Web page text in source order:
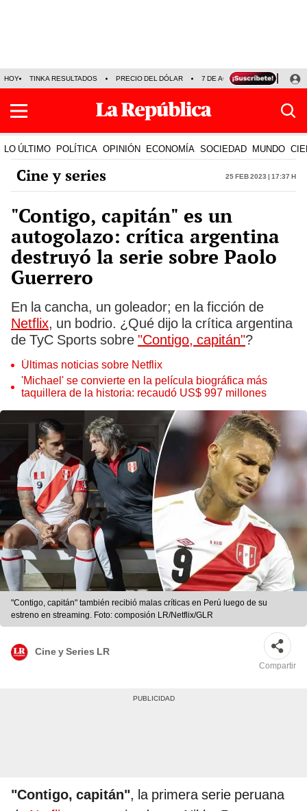
HOY TINKA RESULTADOS PRECIO DEL DÓLAR 7 DE AGOSTO OLLANTA
LO ÚLTIMO POLÍTICA OPINIÓN ECONOMÍA SOCIEDAD MUNDO
Cine y series 25 Feb 2023 | 17:37 h
"Contigo, capitán" es un
autogolazo: crítica argentina
destruyó la serie sobre Paolo
Guerrero
En la cancha, un goleador; en la ficción de
Netflix, un bodrio. ¿Qué dijo la crítica argentina
de TyC Sports sobre "Contigo, capitán"?
Últimas noticias sobre Netflix
'Michael' se convierte en la película biográfica más
taquillera de la historia: recaudó US$ 997 millones
"Contigo, capitán" también recibió malas críticas en Perú luego de su
estreno en streaming. Foto: composión LR/Netflix/GLR
Cine y Series LR
Compartir
"Contigo, capitán", la primera serie peruana